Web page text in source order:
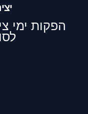
הפקות ימי